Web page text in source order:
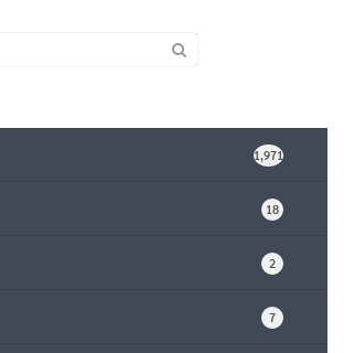
1,971
18
2
7